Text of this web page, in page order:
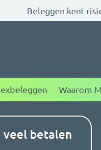
Beleggen kent
Waarom
betalen